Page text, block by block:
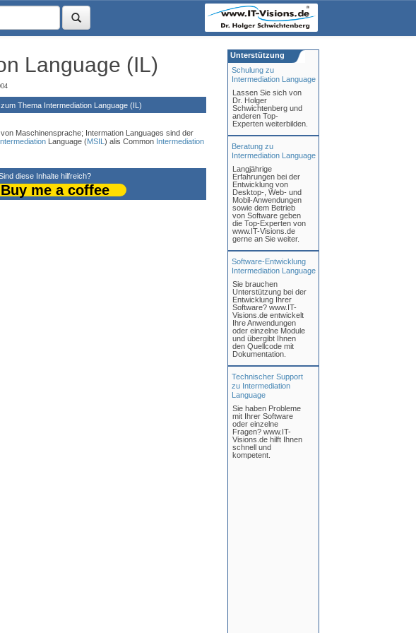
Language (IL)
Thema Intermediation Language (IL)
Maschinensprache; Intermation Languages sind der
Language (MSIL ) alis Common Intermediation
diese Inhalte hilfreich?
Buy me a coffee
Schulung zu
Intermediation Language
Lassen Sie sich von
Dr. Holger
Schwichtenberg und
anderen Top-
Experten weiterbilden.
Beratung zu
Intermediation Language
Langjährige
Erfahrungen bei der
Entwicklung von
Desktop-, Web- und
Mobil-Anwendungen
sowie dem Betrieb
von Software geben
die Top-Experten von
www.IT-Visions.de
gerne an Sie weiter.
Software-Entwicklung
Intermediation Language
Sie brauchen
Unterstützung bei der
Entwicklung Ihrer
Software? www.IT-
Visions.de entwickelt
Ihre Anwendungen
oder einzelne Module
und übergibt Ihnen
den Quellcode mit
Dokumentation.
Technischer Support
zu Intermediation
Language
Sie haben Probleme
mit Ihrer Software
oder einzelne
Fragen? www.IT-
Visions.de hilft Ihnen
schnell und
kompetent.
Unterstützung